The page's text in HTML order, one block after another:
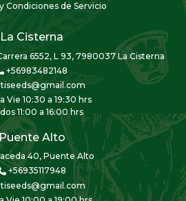
Condiciones de Servicio
La Cisterna
6552, L 93, 7980037 La Cisterna
+56983482148
Vie 10:30 a 19:30 hrs
11:00 a 16:00 hrs
Puente Alto
40, Puente Alto
+56935117948